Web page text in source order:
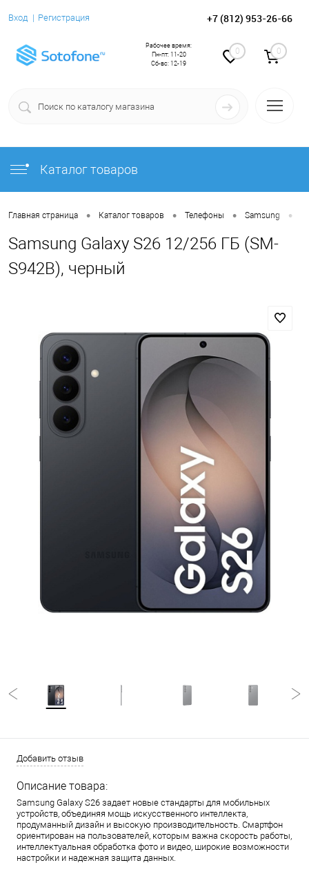
Вход Регистрация +7 (812) 953-26-66
0 0
Рабочее время:
Пн-пт: 11-20
Сб-вс: 12-19
Каталог товаров
Главная страница • Каталог товаров • Телефоны • Samsung •
Samsung Galaxy S26 12/256 ГБ (SM-
S942B), черный
Добавить отзыв
Описание товара:
Samsung Galaxy S26 задает новые стандарты для мобильных
устройств, объединяя мощь искусственного интеллекта,
продуманный дизайн и высокую производительность. Смартфон
ориентирован на пользователей, которым важна скорость работы,
интеллектуальная обработка фото и видео, широкие возможности
настройки и надежная защита данных.